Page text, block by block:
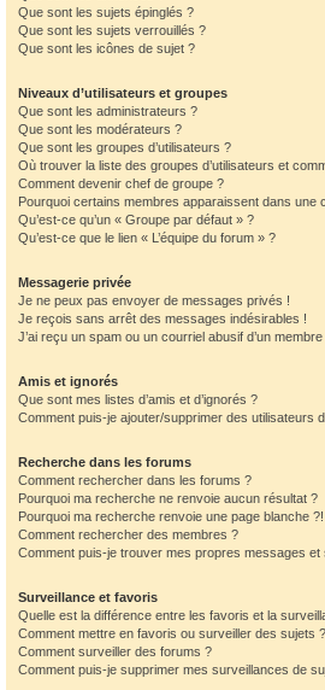
Que sont les sujets épinglés ?
Que sont les sujets verrouillés ?
Que sont les icônes de sujet ?
Niveaux d’utilisateurs et groupes
Que sont les administrateurs ?
Que sont les modérateurs ?
Que sont les groupes d’utilisateurs ?
Où trouver la liste des groupes d’utilisateurs et
Comment devenir chef de groupe ?
Pourquoi certains membres apparaissent dans une
Qu’est-ce qu’un « Groupe par défaut » ?
Qu’est-ce que le lien « L’équipe du forum » ?
Messagerie privée
Je ne peux pas envoyer de messages privés !
Je reçois sans arrêt des messages indésirables !
J’ai reçu un spam ou un courriel abusif d’un
Amis et ignorés
Que sont mes listes d’amis et d’ignorés ?
Comment puis-je ajouter/supprimer des utilisateurs
Recherche dans les forums
Comment rechercher dans les forums ?
Pourquoi ma recherche ne renvoie aucun résultat ?
Pourquoi ma recherche renvoie une page blanche ?!
Comment rechercher des membres ?
Comment puis-je trouver mes propres messages et
Surveillance et favoris
Quelle est la différence entre les favoris et la
Comment mettre en favoris ou surveiller des sujets ?
Comment surveiller des forums ?
Comment puis-je supprimer mes surveillances de